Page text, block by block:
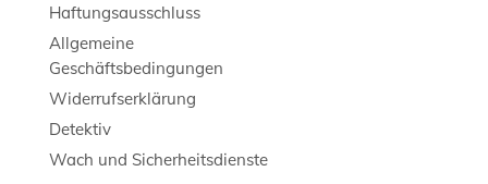
Haftungsausschluss
Allgemeine
Geschäftsbedingungen
Widerrufserklärung
Detektiv
Wach und Sicherheitsdienste